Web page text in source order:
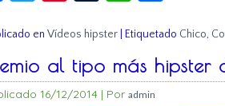
en Vídeos hipster| Etiquetado Chico,
al tipo más hipster
16/12/2014| Por admin